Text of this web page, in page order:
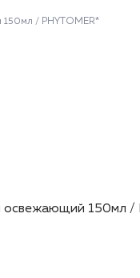
150мл / PHYTOMER*